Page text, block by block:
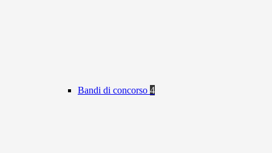
Bandi di concorso 4